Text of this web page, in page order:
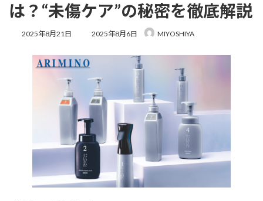
は？“未傷ケア”の秘密を徹底解説
2025年8月21日
最
時
2025年8月6日 MIYOSHIYA